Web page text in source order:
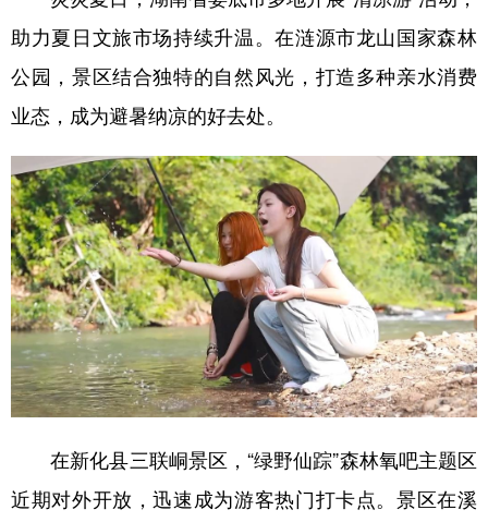
公益 一带一路 亚太网 上市公司
文化产业
北京 天津 河北 山西
辽宁 吉林 上海 江苏
浙江 安徽 福建 江西
山东 河南 湖北 湖南
广东 广西 海南 重庆
四川 贵州 云南 西藏
陕西 甘肃 青海 宁夏
新疆 内蒙古 黑龙江
助力夏日文旅市场持续升温。在涟源市龙山国家森林
公园，景区结合独特的自然风光，打造多种亲水消费
业态，成为避暑纳凉的好去处。
在新化县三联峒景区，“绿野仙踪”森林氧吧主题区
近期对外开放，迅速成为游客热门打卡点。景区在溪